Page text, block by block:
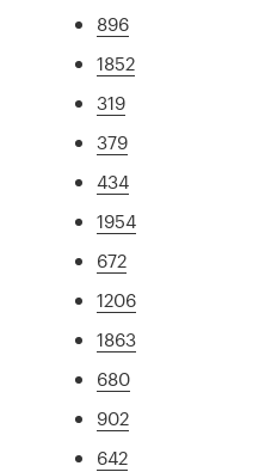
896
1852
319
379
434
1954
672
1206
1863
680
902
642